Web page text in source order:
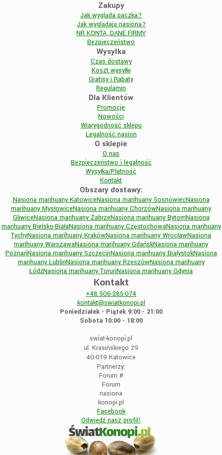
Zakupy
Jak wygląda paczka?
Jak wyglądają nasiona?
NR KONTA, DANE FIRMY
Bezpieczeństwo
Wysyłka
Czas dostawy
Koszt wysyłki
Gratisy i Rabaty
Regulamin
Dla Klientów
Promocje
Nowości
Wiarygodność sklepu
Legalność nasion
O sklepie
O nas
Bezpieczeństwo i legalność
Wysyłka/Płatność
Kontakt
Obszary dostawy:
Nasiona marihuany KatowiceNasiona marihuany SosnowiecNasiona
marihuany MysłowiceNasiona marihuany ChorzówNasiona marihuany
GliwiceNasiona marihuany ZabrzeNasiona marihuany BytomNasiona
marihuany Bielsko-BiałaNasiona marihuany CzęstochowaNasiona marihuany
TychyNasiona marihuany KrakówNasiona marihuany WrocławNasiona
marihuany WarszawaNasiona marihuany GdańskNasiona marihuany
PoznańNasiona marihuany SzczecinNasiona marihuany BiałystokNasiona
marihuany LublinNasiona marihuany RzeszówNasiona marihuany
ŁódźNasiona marihuany ToruńNasiona marihuany Gdynia
Kontakt
+48 506-285-074
kontakt@swiatkonopi.pl
Poniedziałek - Piątek 9:00 - 21:00
Sobota 10:00 - 18:00
swiat-konopi.pl
ul. Krasińskiego 29
40-019 Katowice
Partnerzy:
Forum #
Forum
nasiona
konopi.pl
Facebook
Odwiedź nasz profil!